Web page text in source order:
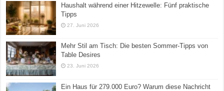
Haushalt während einer Hitzewelle: Fünf praktische
Tipps
27. Juni 2026
Mehr Stil am Tisch: Die besten Sommer-Tipps von
Table Desires
23. Juni 2026
Ein Haus für 279.000 Euro? Warum diese Nachricht